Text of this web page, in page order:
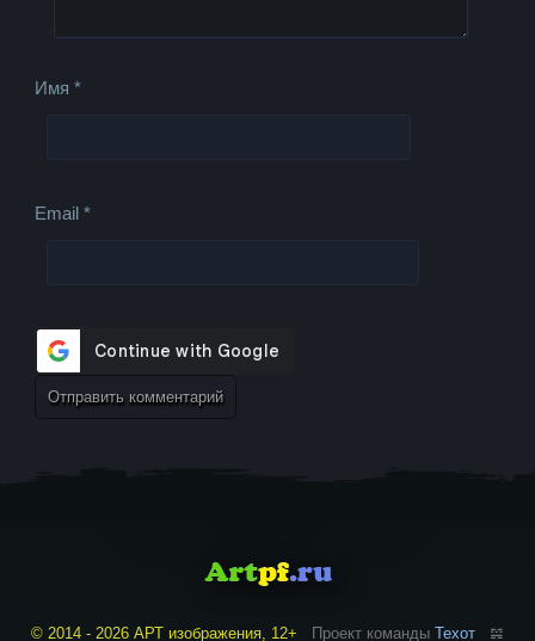
Имя*
Email*
© 2014 - 2026 АРТ изображения, 12+ Проект команды Техот 𝌴